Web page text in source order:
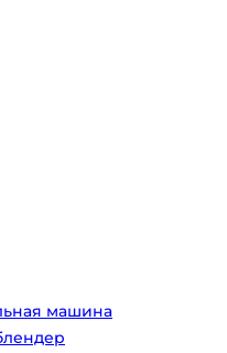
машина